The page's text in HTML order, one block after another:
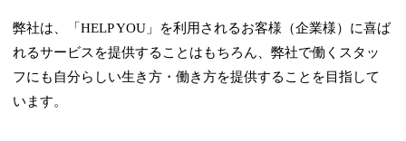
弊社は、「HELP YOU」を利用されるお客様（企業様）に喜ば
れるサービスを提供することはもちろん、弊社で働くスタッ
フにも自分らしい生き方・働き方を提供することを目指して
います。